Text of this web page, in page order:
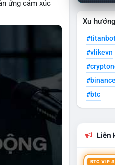
ứng cảm xúc
chỉ giúp
Xu
#titanbot
#vlikevn
#btc
Liên
BTC VIP